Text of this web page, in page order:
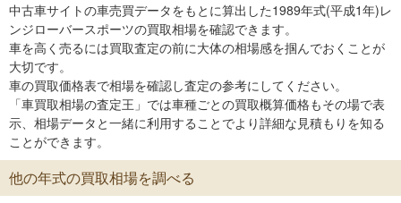
中古車サイトの車売買データをもとに算出した1989年式(平成1年)レ
ンジローバースポーツの買取相場を確認できます。
車を高く売るには買取査定の前に大体の相場感を掴んでおくことが
大切です。
車の買取価格表で相場を確認し査定の参考にしてください。
「車買取相場の査定王」では車種ごとの買取概算価格もその場で表
示、相場データと一緒に利用することでより詳細な見積もりを知る
ことができます。
他の年式の買取相場を調べる